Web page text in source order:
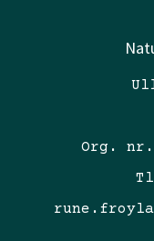
Org. nr.